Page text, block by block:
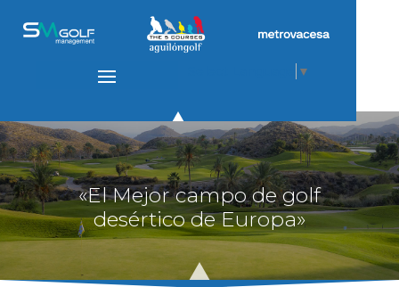
▼
«El Mejor campo de golf
desértico de Europa»